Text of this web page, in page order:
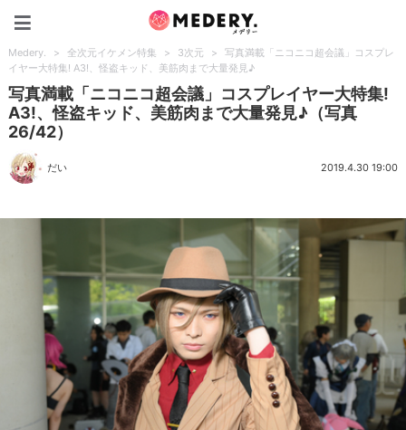
Medery. > 全次元イケメン特集 > 3次元 >
写真満載「ニコニコ超会議」コスプレ
イヤー大特集! A3!、怪盗キッド、美筋肉まで大量発見♪
写真満載「ニコニコ超会議」コスプレイヤー大特集!
A3!、怪盗キッド、美筋肉まで大量発見♪（写真
26/42）
だい 2019.4.30 19:00